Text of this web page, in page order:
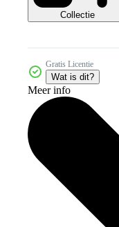
Collectie
Gratis Licentie
Wat is dit?
Meer info